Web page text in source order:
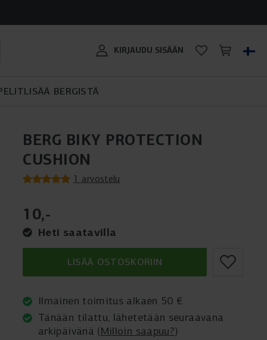
KIRJAUDU SISÄÄN
TRAMPOLIININ OSTO-OPAS
LUO OMA PLAYBASE!
POLKUATON OSTAJAN OPAS
KAIKILLE MAASTOILLE!
BERG SPORTSGOAL
LISÄÄ BERGISTÄ
#MYBERG
BERG BIKY PROTECTION
CUSHION
1 arvostelu
10,-
Heti saatavilla
LISÄÄ OSTOSKORIIN
Ilmainen toimitus alkaen 50 €
Tänään tilattu, lähetetään seuraavana
arkipäivänä (Milloin saapuu?)